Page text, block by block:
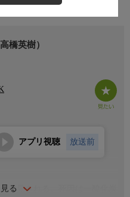
橋英樹）
る
アプリ視聴 放送前
発見される。死因は一酸化炭